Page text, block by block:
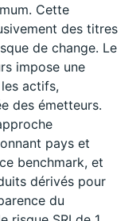
Cette
des titres
de change. Le
impose une
actifs,
des émetteurs.
pays et
benchmark, et
dérivés pour
du